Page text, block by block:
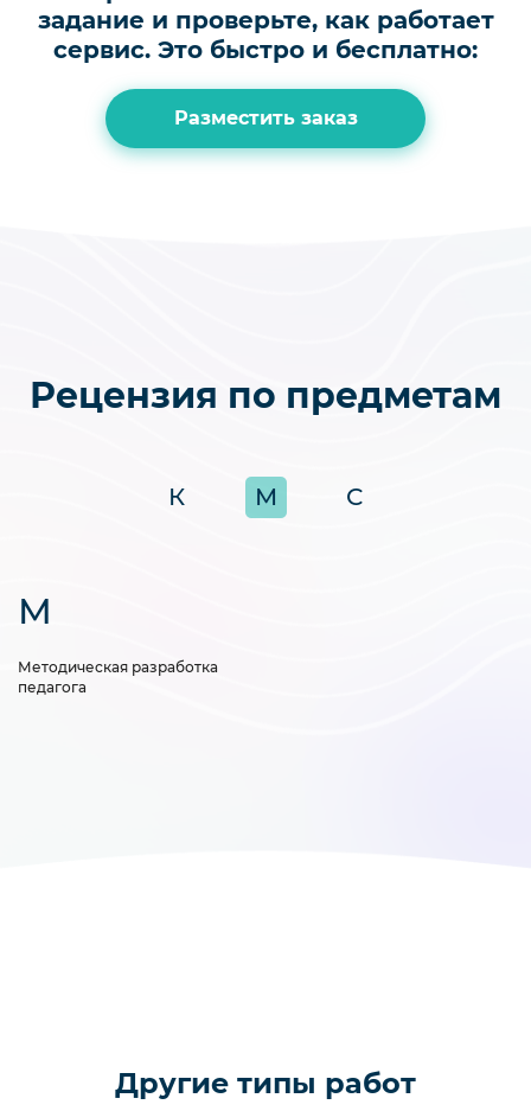
задание и проверьте, как работает
сервис. Это быстро и бесплатно:
Разместить заказ
Рецензия по предметам
К М С
М
Методическая разработка
педагога
Другие типы работ